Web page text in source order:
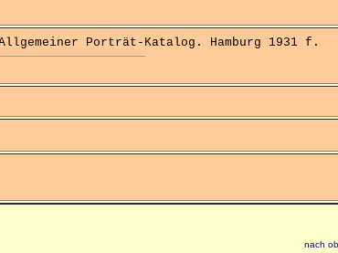
Porträt-Katalog. Hamburg 1931 f.
nach